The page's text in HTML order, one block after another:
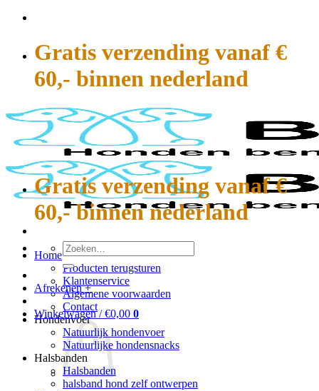
Gratis verzending vanaf €
60,- binnen nederland
Home
Producten terugsturen
Klantenservice
Algemene voorwaarden
Contact
Hondenvoer
Natuurlijk hondenvoer
Natuurlijke hondensnacks
Halsbanden
Halsbanden
halsband hond zelf ontwerpen
Gratis verzending vanaf €
60,- binnen nederland
Zoeken
naar:
Afrekenen +
Winkelwagen /€0,00 0